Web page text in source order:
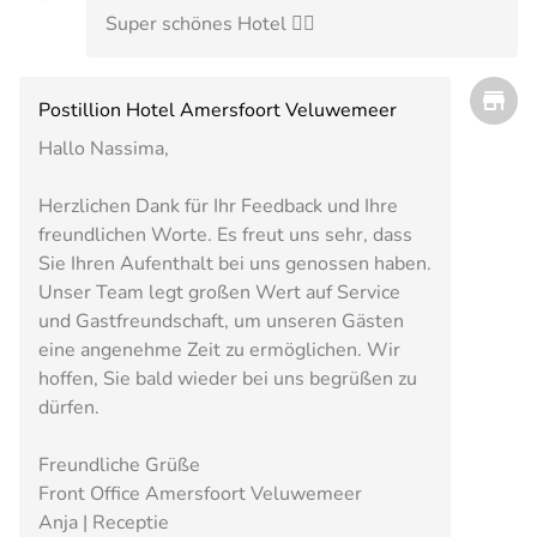
Super schönes Hotel 👍🏼
Postillion Hotel Amersfoort Veluwemeer
Hallo Nassima,
Herzlichen Dank für Ihr Feedback und Ihre
freundlichen Worte. Es freut uns sehr, dass
Sie Ihren Aufenthalt bei uns genossen haben.
Unser Team legt großen Wert auf Service
und Gastfreundschaft, um unseren Gästen
eine angenehme Zeit zu ermöglichen. Wir
hoffen, Sie bald wieder bei uns begrüßen zu
dürfen.
Freundliche Grüße
Front Office Amersfoort Veluwemeer
Anja | Receptie